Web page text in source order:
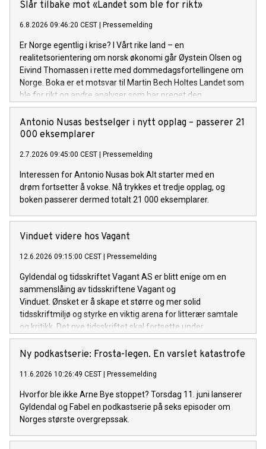
Slår tilbake mot «Landet som ble for rikt»
6.8.2026 09:46:20 CEST | Pressemelding
Er Norge egentlig i krise? I Vårt rike land – en
realitetsorientering om norsk økonomi går Øystein Olsen og
Eivind Thomassen i rette med dommedagsfortellingene om
Norge. Boka er et motsvar til Martin Bech Holtes Landet som
ble for rikt og andre analyser som har preget den
økonomiske debatten de siste årene. Lansering: Torsdag 6.
august
Antonio Nusas bestselger i nytt opplag – passerer 21
000 eksemplarer
2.7.2026 09:45:00 CEST | Pressemelding
Interessen for Antonio Nusas bok Alt starter med en
drøm fortsetter å vokse. Nå trykkes et tredje opplag, og
boken passerer dermed totalt 21 000 eksemplarer.
Vinduet videre hos Vagant
12.6.2026 09:15:00 CEST | Pressemelding
Gyldendal og tidsskriftet Vagant AS er blitt enige om en
sammenslåing av tidsskriftene Vagant og
Vinduet. Ønsket er å skape et større og mer solid
tidsskriftmiljø og styrke en viktig arena for litterær samtale
og kritikk. Det nye tidsskriftet skal fortsette under
navnet Vagant. Arven fra Vinduet videreføres både visuelt, i
stoffutvalg og gjennom bidragsytere.
Ny podkastserie: Frosta-legen. En varslet katastrofe
11.6.2026 10:26:49 CEST | Pressemelding
Hvorfor ble ikke Arne Bye stoppet? Torsdag 11. juni lanserer
Gyldendal og Fabel en podkastserie på seks episoder om
Norges største overgrepssak.